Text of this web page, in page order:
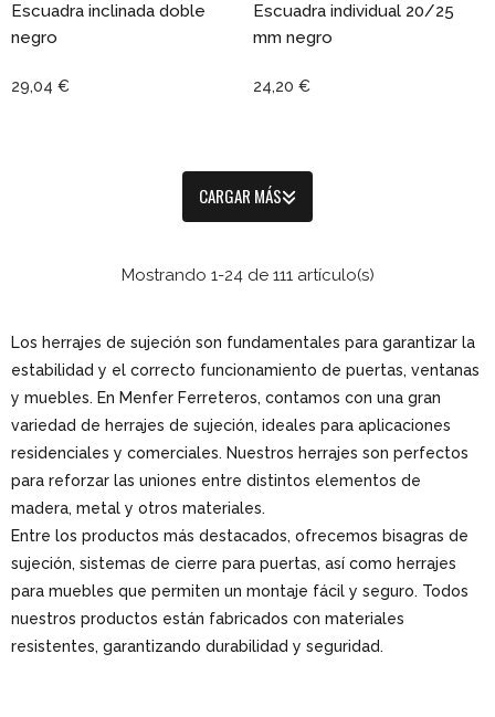
Escuadra inclinada doble
negro
29,04 €
Escuadra individual 20/25
mm negro
24,20 €
CARGAR MÁS
Mostrando 1-24 de 111 artículo(s)
Los herrajes de sujeción son fundamentales para garantizar la
estabilidad y el correcto funcionamiento de puertas, ventanas
y muebles. En Menfer Ferreteros, contamos con una gran
variedad de herrajes de sujeción, ideales para aplicaciones
residenciales y comerciales. Nuestros herrajes son perfectos
para reforzar las uniones entre distintos elementos de
madera, metal y otros materiales.
Entre los productos más destacados, ofrecemos bisagras de
sujeción, sistemas de cierre para puertas, así como herrajes
para muebles que permiten un montaje fácil y seguro. Todos
nuestros productos están fabricados con materiales
resistentes, garantizando durabilidad y seguridad.